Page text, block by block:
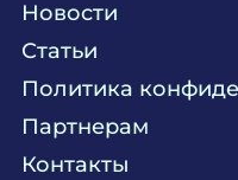
Мебель
Комплексное
Технологическое
Продажа
Монтажные и
Новости
Статьи
Политика
Партнерам
Контакты